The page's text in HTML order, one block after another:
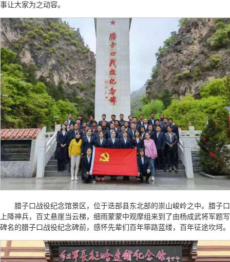
事让大家为之动容。
腊子口战役纪念馆景区，位于迭部县东北部的崇山峻岭之中。腊子口
上降神兵，百丈悬崖当云梯，细雨蒙蒙中观摩组来到了由杨成武将军题写
碑名的腊子口战役纪念碑前，感怀先辈们百年筚路蓝缕，百年征途坎坷。